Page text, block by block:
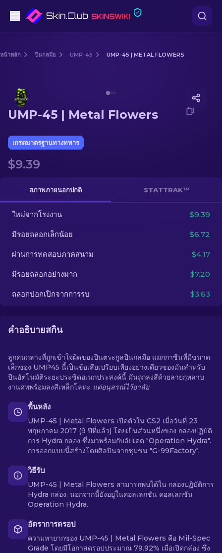
ปืนไรเฟิลซุ่มยิง
มีด
ถุงมือ
กล่อง
อื่น ๆ
หน้าหลัก ปืนกลมือ UMP-45 UMP-45 | METAL FLOWERS
UMP-45 | Metal Flowers
เกรดมาตรฐานทางทหาร
$9.39
สภาพภายนอกปกติ STATTRAK™
ใหม่จากโรงงาน $9.39
มีรอยถลอกเล็กน้อย $6.72
ผ่านการทดสอบภาคสนาม $4.17
มีรอยถลอกอย่างมาก $7.20
ถลอกปอกเปิกจากการรบ $3.63
คำอธิบายสกิน
ลูกคนกลางที่ถูกเข้าใจผิดของปืนตระกูลปืนกลมือ แมกกาซีนที่มีขนาด
เล็กของ UMP45 นี้เป็นข้อเสียเปรียบเพียงอย่างเดียวของมันสำหรับ
ปืนอัตโนมัติระยะประชิดอเนกประสงค์นี้ มันถูกลงสีด้วยลายกุหลาบ
งานศพพร้อมลงสีเหล็กโลหะ แด่อนุสรณ์ไว้อาลัย
พื้นหลัง
UMP-45 | Metal Flowers เปิดตัวใน CS2 เมื่อวันที่ 23
พฤษภาคม 2017 (9 ปีที่แล้ว) โดยเป็นส่วนหนึ่งของ กล่องปฏิบัติ
การ Hydra กล่อง ซึ่งมาพร้อมกับอัปเดต "Operation Hydra".
การออกแบบนี้สร้างโดยศิลปินจากชุมชน "G-99Factory".
วิธีรับ
UMP-45 | Metal Flowers สามารถพบได้ใน กล่องปฏิบัติการ
Hydra กล่อง. นอกจากนี้ยังอยู่ในคอลเลกชัน คอลเลกชัน
Operation Hydra.
อัตราการดรอป
ความหายากของ UMP-45 | Metal Flowers คือ Mil-Spec
Grade โดยมีโอกาสดรอปประมาณ 79.92% เมื่อเปิดกล่อง ซึ่ง